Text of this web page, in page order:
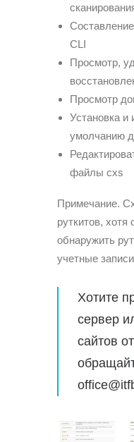
CLI
Просмотр,
Просмотр
Установка и
умолчанию
файлы cxs
Примечание.
руткитов,
обнаружить
учетные
Хотите
сервер
сайтов